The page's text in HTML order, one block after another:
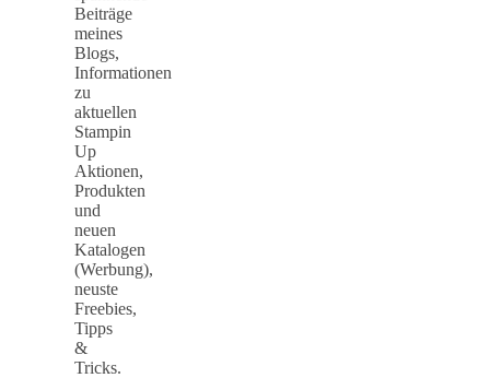
Beiträge
meines
Blogs,
Informationen
zu
aktuellen
Stampin
Up
Aktionen,
Produkten
und
neuen
Katalogen
(Werbung),
neuste
Freebies,
Tipps
&
Tricks.